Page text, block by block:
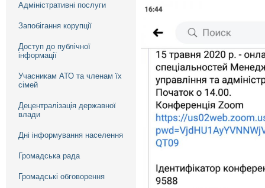
Адміністративні послуги
Запобігання корупції
Доступ до публічної
інформації
Учасникам АТО та членам їх
сімей
Децентралізація державної
влади
Дні інформування населення
Громадська рада
Громадські обговорення